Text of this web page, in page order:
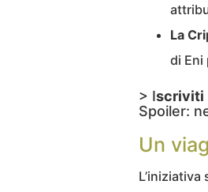
La
di Eni
> Iscriviti
Spoiler:
Un